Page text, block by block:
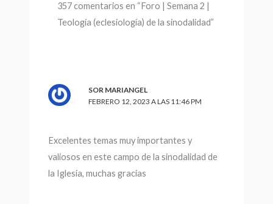
357 comentarios en “Foro | Semana 2 |
Teología (eclesiología) de la sinodalidad”
SOR MARIANGEL
FEBRERO 12, 2023 A LAS 11:46 PM
Excelentes temas muy importantes y
valiosos en este campo de la sinodalidad de
la Iglesia, muchas gracias